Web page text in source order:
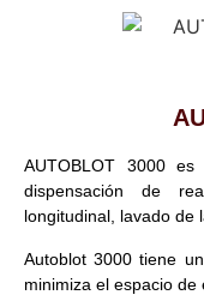
AUTOBLOT 3000
dispensación de
longitudinal, lavado de
Autoblot 3000 tiene
minimiza el espacio de